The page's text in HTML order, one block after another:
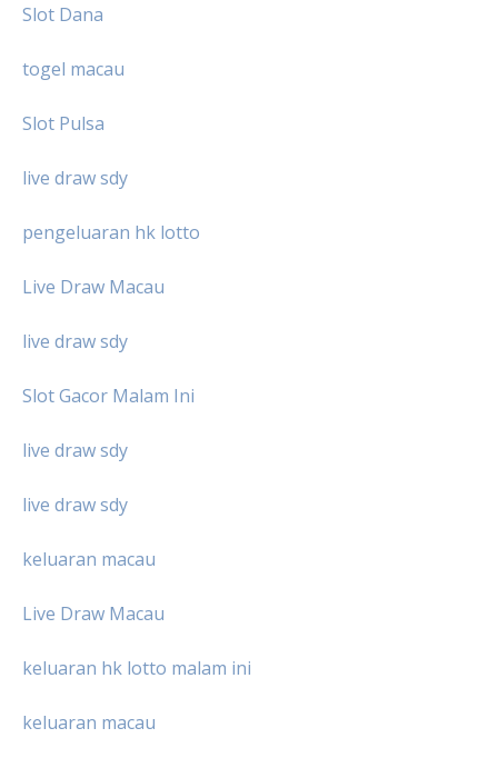
Slot Dana
togel macau
Slot Pulsa
live draw sdy
pengeluaran hk lotto
Live Draw Macau
live draw sdy
Slot Gacor Malam Ini
live draw sdy
live draw sdy
keluaran macau
Live Draw Macau
keluaran hk lotto malam ini
keluaran macau